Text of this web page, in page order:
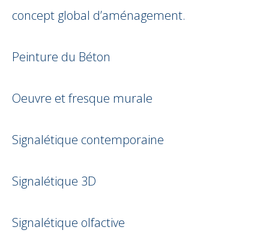
concept global d’aménagement.
Peinture du Béton
Oeuvre et fresque murale
Signalétique contemporaine
Signalétique 3D
Signalétique olfactive